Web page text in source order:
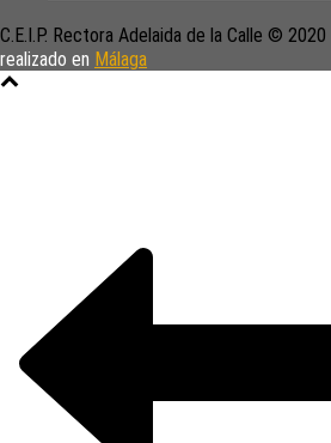
C.E.I.P. Rectora Adelaida de la Calle ©
realizado en Málaga